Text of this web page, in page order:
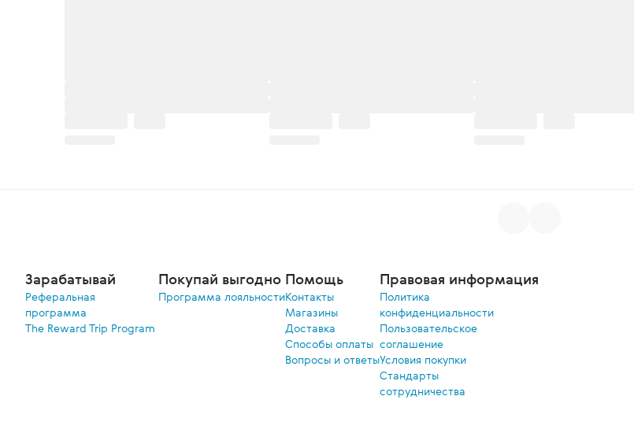
Зарабатывай
Реферальная
программа
The Reward Trip Program
Покупай выгодно
Программа лояльности
Помощь
Контакты
Магазины
Доставка
Способы оплаты
Вопросы и ответы
Правовая информация
Политика
конфиденциальности
Пользовательское
соглашение
Условия покупки
Стандарты
сотрудничества